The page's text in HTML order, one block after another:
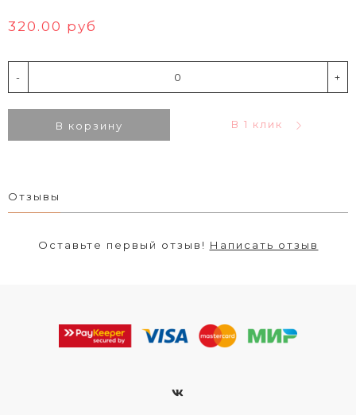
320.00 руб
- +
В корзину В 1 клик
Отзывы
Оставьте первый отзыв! Написать отзыв